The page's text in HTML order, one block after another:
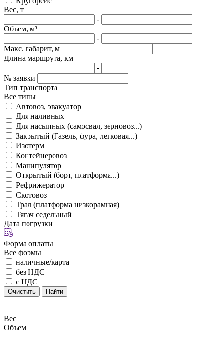
Вес, т
-
Объем, м³
-
Макс. габарит, м
Длина маршрута, км
-
№ заявки
Тип транспорта
Все типы
Автовоз, эвакуатор
Для наливных
Для насыпных (самосвал, зерновоз...)
Закрытый (Газель, фура, легковая...)
Изотерм
Контейнеровоз
Манипулятор
Открытый (борт, платформа...)
Рефрижератор
Скотовоз
Трал (платформа низкорамная)
Тягач седельный
Дата погрузки
Форма оплаты
Все формы
наличные/карта
без НДС
с НДС
Очистить Найти
Вес
Объем